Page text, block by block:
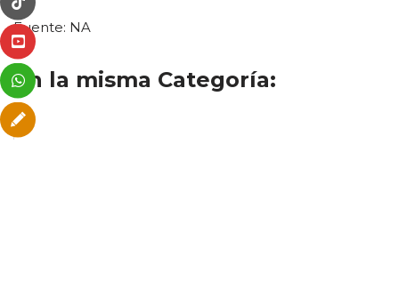
Fuente: NA
En la misma Categoría: